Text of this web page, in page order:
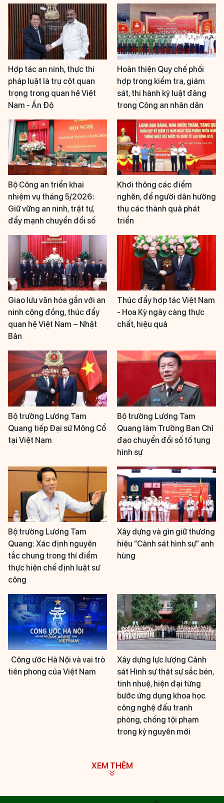
Hợp tác an ninh, thực thi
pháp luật là trụ cột quan
trọng trong quan hệ Việt
Nam - Ấn Độ
Hoàn thiện Quy chế phối
hợp trong kiểm tra, giám
sát, thi hành kỷ luật đảng
trong Công an nhân dân
Bộ Công an triển khai
nhiệm vụ tháng 5/2026:
Giữ vững an ninh, trật tự,
đẩy mạnh chuyển đổi số
Khơi thông các điểm
nghẽn, để người dân hưởng
thụ các thành quả phát
triển
Giao lưu văn hóa gắn với an
ninh cộng đồng, thúc đẩy
quan hệ Việt Nam – Nhật
Bản
Thúc đẩy hợp tác Việt Nam
- Hoa Kỳ ngày càng thực
chất, hiệu quả
Bộ trưởng Lương Tam
Quang tiếp Đại sứ Mông Cổ
tại Việt Nam
Bộ trưởng Lương Tam
Quang làm Trưởng Ban Chỉ
đạo chuyển đổi số tố tụng
hình sự
Bộ trưởng Lương Tam
Quang: Xác định nguyên
tắc chung trong thí điểm
thực hiện chế định luật sư
công
Xây dựng và gìn giữ thương
hiệu “Cảnh sát hình sự” anh
hùng
Công ước Hà Nội và vai trò
tiên phong của Việt Nam
Xây dựng lực lượng Cảnh
sát Hình sự thật sự sắc bén,
tinh nhuệ, hiện đại từng
bước ứng dụng khoa học
công nghệ đấu tranh
phòng, chống tội phạm
trong kỷ nguyên mới
XEM THÊM